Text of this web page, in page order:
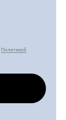
Политикой